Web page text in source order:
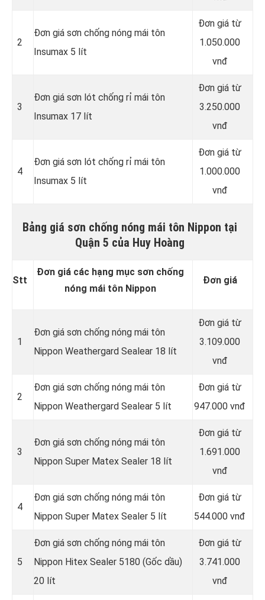
2
Đơn giá sơn chống nóng mái tôn
Insumax 5 lít
Đơn giá từ
1.050.000
vnđ
3
Đơn giá sơn lót chống rỉ mái tôn
Insumax 17 lít
Đơn giá từ
3.250.000
vnđ
4
Đơn giá sơn lót chống rỉ mái tôn
Insumax 5 lít
Đơn giá từ
1.000.000
vnđ
Bảng giá sơn chống nóng mái tôn Nippon tại
Quận 5 của Huy Hoàng
Stt
Đơn giá các hạng mục sơn chống
nóng mái tôn Nippon
Đơn giá
1
Đơn giá sơn chống nóng mái tôn
Nippon Weathergard Sealear 18 lít
Đơn giá từ
3.109.000
vnđ
2
Đơn giá sơn chống nóng mái tôn
Nippon Weathergard Sealear 5 lít
Đơn giá từ
947.000 vnđ
3
Đơn giá sơn chống nóng mái tôn
Nippon Super Matex Sealer 18 lít
Đơn giá từ
1.691.000
vnđ
4
Đơn giá sơn chống nóng mái tôn
Nippon Super Matex Sealer 5 lít
Đơn giá từ
544.000 vnđ
5
Đơn giá sơn chống nóng mái tôn
Nippon Hitex Sealer 5180 (Gốc dầu)
20 lít
Đơn giá từ
3.741.000
vnđ